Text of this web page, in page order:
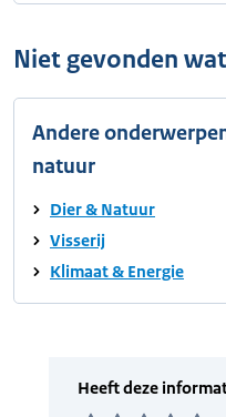
Niet gevonden
Andere
natuur
Dier & Natuur
Visserij
Klimaat & Energie